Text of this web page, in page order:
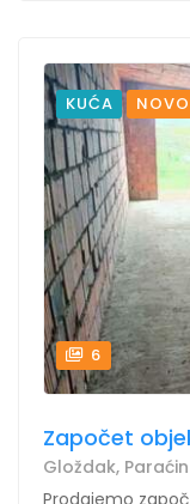
KUĆA NOVO
6
Započet
Gloždak, Paraćin
Prodajemo